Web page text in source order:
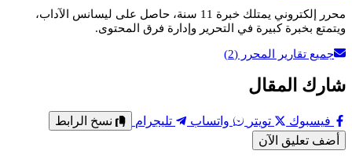
محرر إلكتروني يمتلك خبرة 11 سنة، حاصل على ليسانس الآداب،
ويتمتع بخبرة كبيرة في التحرير وإدارة فرق المحتوى.
جميع تقارير المحرر (2)
شارك المقال
فيسبوك تويتر واتساب تليجرام
نسخ الرابط
أضف تعليق الآن